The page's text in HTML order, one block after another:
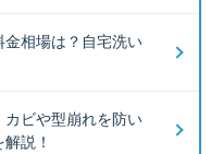
相場は？自宅洗い
カビや型崩れを防い
説！